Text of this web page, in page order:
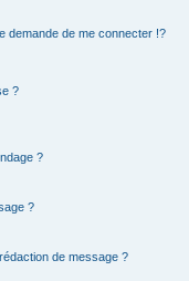
demande de me connecter !?
?
?
?
de message ?